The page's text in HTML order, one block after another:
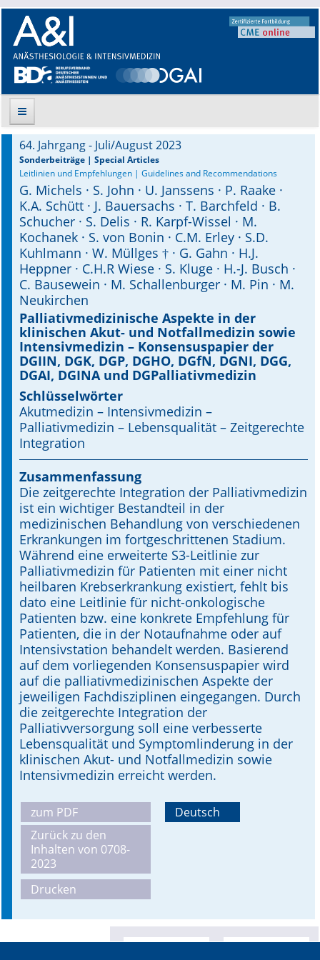
Suche
Aktuelle Ausgabe
Leitlinien
Archiv
Supplements
Supplements OrphanAnesthesia
Online First
A&I English
Mediadaten
Autoren-Service
Bestell-Service
Stellenmarkt
Kongresskalender
64. Jahrgang - Juli/August 2023
Sonderbeiträge | Special Articles
Leitlinien und Empfehlungen | Guidelines and Recommendations
G. Michels · S. John · U. Janssens · P. Raake ·
K.A. Schütt · J. Bauersachs · T. Barchfeld · B.
Schucher · S. Delis · R. Karpf-Wissel · M.
Kochanek · S. von Bonin · C.M. Erley · S.D.
Kuhlmann · W. Müllges † · G. Gahn · H.J.
Heppner · C.H.R Wiese · S. Kluge · H.-J. Busch ·
C. Bausewein · M. Schallenburger · M. Pin · M.
Neukirchen
Palliativmedizinische Aspekte in der
klinischen Akut- und Notfallmedizin sowie
Intensivmedizin – Konsensuspapier der
DGIIN, DGK, DGP, DGHO, DGfN, DGNI, DGG,
DGAI, DGINA und DGPalliativmedizin
Schlüsselwörter
Akutmedizin – Intensivmedizin –
Palliativmedizin – Lebensqua­lität – Zeitgerechte
Integration
Zusammenfassung
Die zeitgerechte Integration der Palliativmedizin
ist ein wichtiger Bestandteil in der
medizinischen Behandlung von verschiedenen
Erkrankungen im fortgeschrittenen Stadium.
Während eine erweiterte S3-Leitlinie zur
Palliativmedizin für Patienten mit einer nicht
heilbaren Krebserkrankung existiert, fehlt bis
dato eine Leitlinie für nicht-onkologische
Patienten bzw. eine konkrete Empfehlung für
Patienten, die in der Notaufnahme oder auf
Intensivstation behandelt werden. Basierend
auf dem vorliegenden Konsensuspapier wird
auf die palliativmedizinischen Aspekte der
jeweiligen Fachdisziplinen eingegangen. Durch
die zeitgerechte Integration der
Palliativversorgung soll eine verbesserte
Lebensqualität und Symptomlinderung in der
klinischen Akut- und Notfallmedizin sowie
Intensivmedizin erreicht werden.
zum PDF
Zurück zu den
Inhalten von 0708-
2023
Drucken
Deutsch